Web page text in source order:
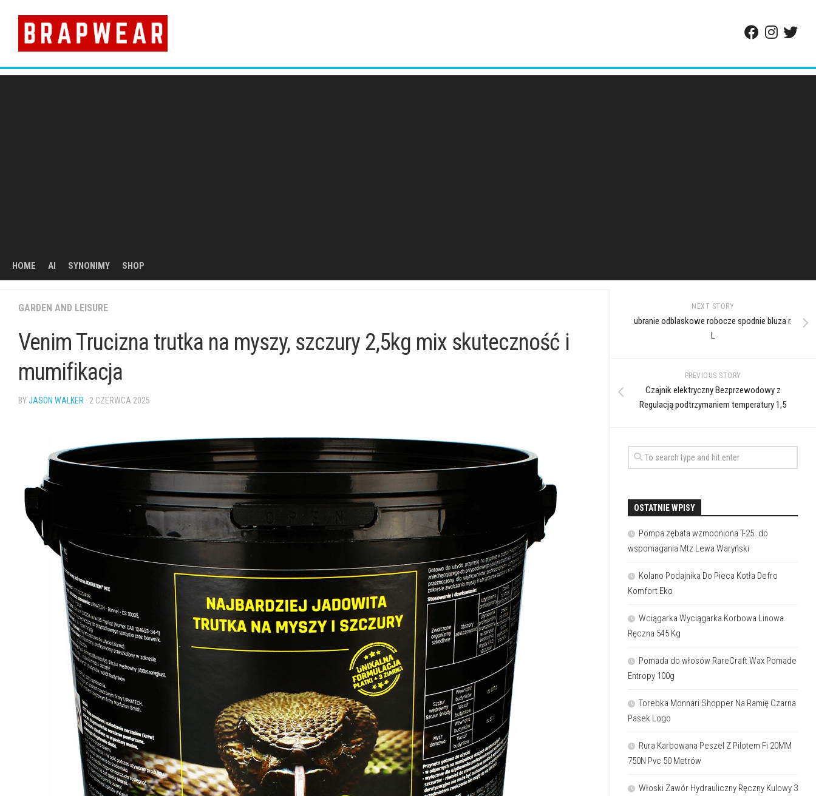
content
HOME AI SYNONIMY SHOP
GARDEN AND LEISURE
Venim Trucizna trutka na myszy, szczury 2,5kg mix skuteczność i
mumifikacja
BYJASON WALKER · 2 CZERWCA 2025
NEXT STORY
ubranie odblaskowe robocze spodnie bluza r.
L
PREVIOUS STORY
Czajnik elektryczny Bezprzewodowy z
Regulacją podtrzymaniem temperatury 1,5
OSTATNIE WPISY
Pompa zębata wzmocniona T-25. do
wspomagania Mtz Lewa Waryński
Kolano Podajnika Do Pieca Kotła Defro
Komfort Eko
Wciągarka Wyciągarka Korbowa Linowa
Ręczna 545 Kg
Pomada do włosów RareCraft Wax Pomade
Entropy 100g
Torebka Monnari Shopper Na Ramię Czarna
Pasek Logo
Rura Karbowana Peszel Z Pilotem Fi 20MM
750N Pvc 50 Metrów
Włoski Zawór Hydrauliczny Ręczny Kulowy 3